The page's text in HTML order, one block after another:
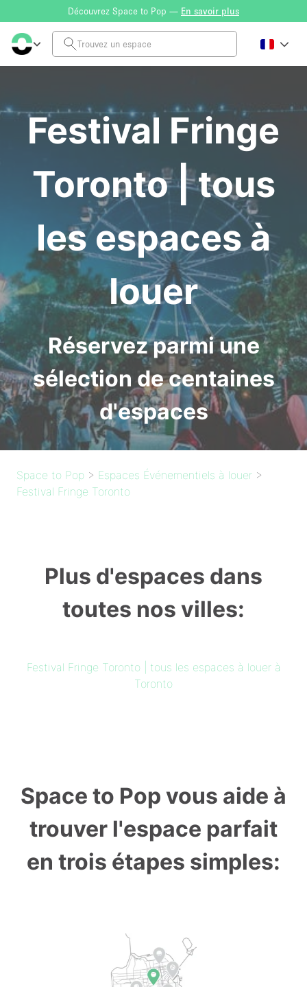
Découvrez Space to Pop — En savoir plus
Festival Fringe
Toronto | tous
les espaces à
louer
Réservez parmi une
sélection de centaines
d'espaces
Space to Pop > Espaces Événementiels à louer >
Festival Fringe Toronto
Plus d'espaces dans
toutes nos villes:
Festival Fringe Toronto | tous les espaces à louer à
Toronto
Space to Pop vous aide à
trouver l'espace parfait
en trois étapes simples: